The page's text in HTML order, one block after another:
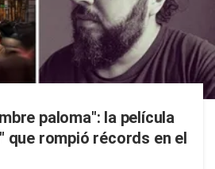
paloma": la película
que rompió récords en el